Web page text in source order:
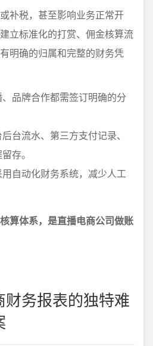
补税，甚至影响业务正常开
立标准化的打赏、佣金核算流
明确的归属和完整的财务凭
品牌合作都需签订明确的分
台流水、第三方支付记录、
存。
自动化财务系统，减少人工
算体系，是直播电商公司做账
务报表的独特难